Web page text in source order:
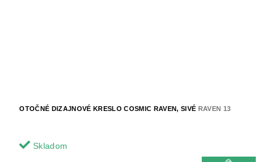
OTOČNÉ DIZAJNOVÉ KRESLO COSMIC RAVEN, SIVÉ RAVEN 13
Skladom